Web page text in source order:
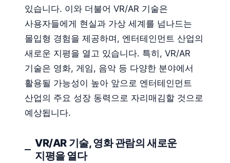
있습니다. 이와 더불어 VR/AR 기술은
사용자들에게 현실과 가상 세계를 넘나드는
몰입형 경험을 제공하며, 엔터테인먼트 산업의
새로운 지평을 열고 있습니다. 특히, VR/AR
기술은 영화, 게임, 음악 등 다양한 분야에서
활용될 가능성이 높아 앞으로 엔터테인먼트
산업의 주요 성장 동력으로 자리매김할 것으로
예상됩니다.
VR/AR 기술, 영화 관람의 새로운
지평을 열다